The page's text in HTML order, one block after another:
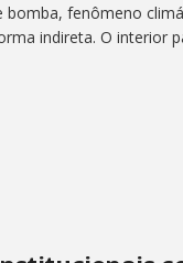
fenômeno
indireta. O interior